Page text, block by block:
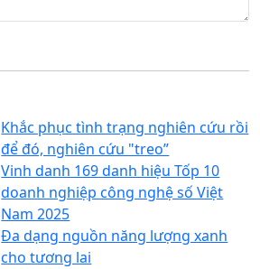
Khắc phục tình trạng nghiên cứu rồi
để đó, nghiên cứu "treo”
Vinh danh 169 danh hiệu Tốp 10
doanh nghiệp công nghệ số Việt
Nam 2025
Đa dạng nguồn năng lượng xanh
cho tương lai